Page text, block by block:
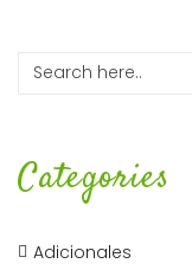
Categories
Adicionales